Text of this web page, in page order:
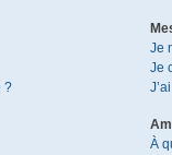
?
Je
Je
À